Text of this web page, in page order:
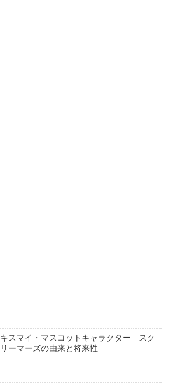
キスマイ・マスコットキャラクター スク
リーマーズの由来と将来性